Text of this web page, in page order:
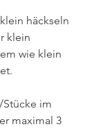
häckseln
klein
wie klein
im
maximal 3